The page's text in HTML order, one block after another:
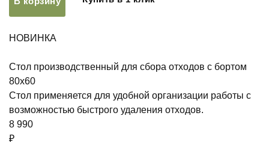
НОВИНКА
Стол производственный для сбора отходов с бортом
80х60
Стол применяется для удобной организации работы с
возможностью быстрого удаления отходов.
8 990
₽